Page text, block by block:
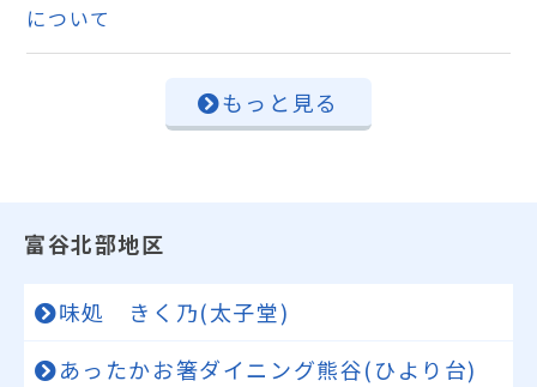
について
もっと見る
富谷北部地区
味処 きく乃(太子堂)
あったかお箸ダイニング熊谷(ひより台)